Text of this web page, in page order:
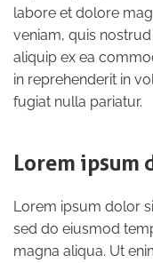
labore et dolore
veniam, quis
aliquip ex ea
in reprehenderit in
fugiat nulla pariatur.
Lorem ipsum
Lorem ipsum dolor
sed do eiusmod
magna aliqua. Ut